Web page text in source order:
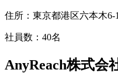
住所： 東京都港区六本木6-
社員数： 40名
AnyReach株式会